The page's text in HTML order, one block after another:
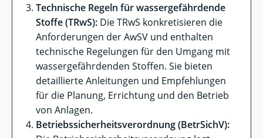
Technische Regeln für wassergefährdende
Stoffe (TRwS): Die TRwS konkretisieren die
Anforderungen der AwSV und enthalten
technische Regelungen für den Umgang mit
wassergefährdenden Stoffen. Sie bieten
detaillierte Anleitungen und Empfehlungen
für die Planung, Errichtung und den Betrieb
von Anlagen.
Betriebssicherheitsverordnung (BetrSichV):